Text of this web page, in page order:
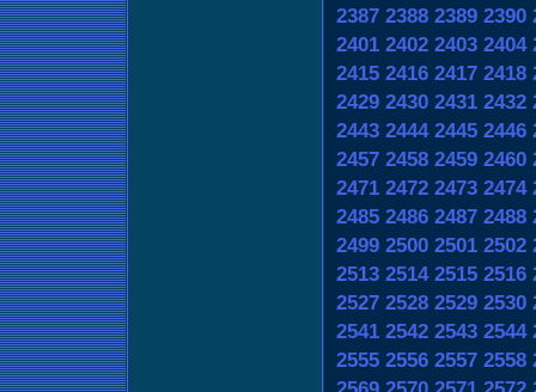
2387 2388 2389 2390
2401 2402 2403 2404
2415 2416 2417 2418
2429 2430 2431 2432
2443 2444 2445 2446
2457 2458 2459 2460
2471 2472 2473 2474
2485 2486 2487 2488
2499 2500 2501 2502
2513 2514 2515 2516
2527 2528 2529 2530
2541 2542 2543 2544
2555 2556 2557 2558